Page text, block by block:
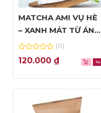
MATCHA AMI VỤ HÈ
– XANH MÁT TỪ ÁNH
NHÌN ĐẦU TIÊN
0
out
(0)
120.000 ₫